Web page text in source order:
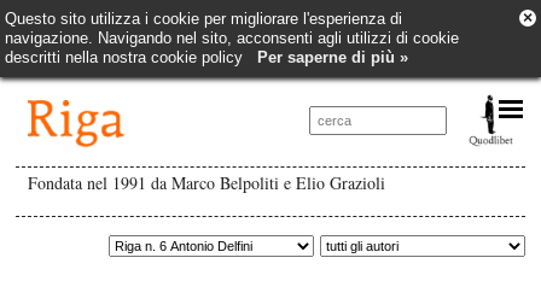
Questo sito utilizza i cookie per migliorare l'esperienza di
navigazione. Navigando nel sito, acconsenti agli utilizzi di cookie
descritti nella nostra cookie policy
Per saperne di più »
×
Fondata nel 1991 da Marco Belpoliti e Elio Grazioli